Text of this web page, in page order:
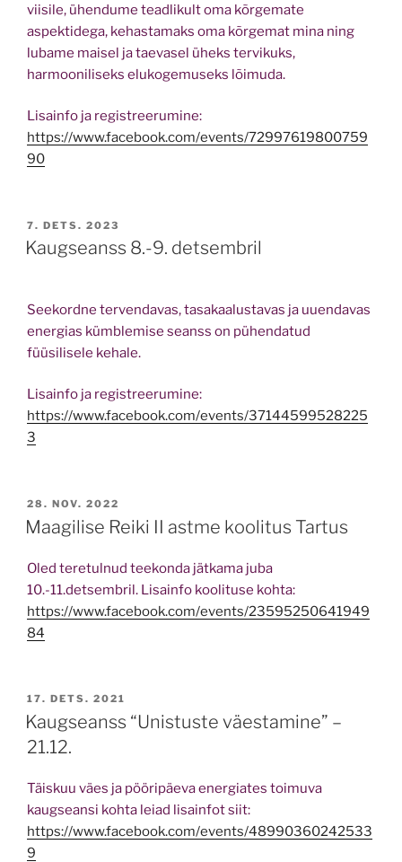
viisile, ühendume teadlikult oma kõrgemate
aspektidega, kehastamaks oma kõrgemat mina ning
lubame maisel ja taevasel üheks tervikuks,
harmooniliseks elukogemuseks lõimuda.
Lisainfo ja registreerumine:
https://www.facebook.com/events/72997619800759
90
POSTED
ON
7. DETS. 2023
Kaugseanss 8.-9. detsembril
Seekordne tervendavas, tasakaalustavas ja uuendavas
energias kümblemise seanss on pühendatud
füüsilisele kehale.
Lisainfo ja registreerumine:
https://www.facebook.com/events/37144599528225
3
POSTED
ON
28. NOV. 2022
Maagilise Reiki II astme koolitus Tartus
Oled teretulnud teekonda jätkama juba
10.-11.detsembril. Lisainfo koolituse kohta:
https://www.facebook.com/events/23595250641949
84
POSTED
ON
17. DETS. 2021
Kaugseanss “Unistuste väestamine” –
21.12.
Täiskuu väes ja pööripäeva energiates toimuva
kaugseansi kohta leiad lisainfot siit:
https://www.facebook.com/events/48990360242533
9